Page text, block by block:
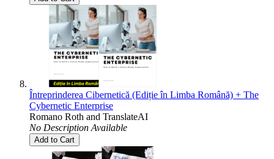
Întreprinderea Cibernetică (Ediție în Limba Română) + The
Cybernetic Enterprise
Romano Roth and TranslateAI
No Description Available
Add to Cart